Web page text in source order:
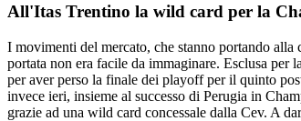
All'Itas Trentino la wild card per la
I movimenti del mercato, che stanno portando alla
portata non era facile da immaginare. Esclusa
per aver perso la finale dei playoff per il quinto
invece ieri, insieme al successo di Perugia in
grazie ad una wild card concessale dalla Cev. A